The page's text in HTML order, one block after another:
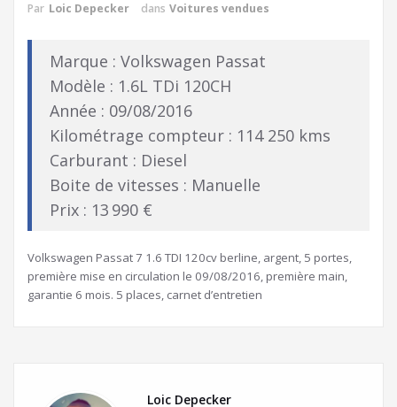
Par Loic Depecker dans Voitures vendues
Marque : Volkswagen Passat
Modèle : 1.6L TDi 120CH
Année : 09/08/2016
Kilométrage compteur : 114 250 kms
Carburant : Diesel
Boite de vitesses : Manuelle
Prix : 13 990 €
Volkswagen Passat 7 1.6 TDI 120cv berline, argent, 5 portes,
première mise en circulation le 09/08/2016, première main,
garantie 6 mois. 5 places, carnet d’entretien
Loic Depecker